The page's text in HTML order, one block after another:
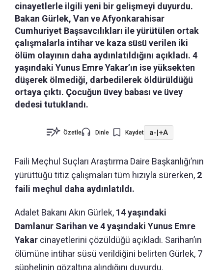
cinayetlerle ilgili yeni bir gelişmeyi duyurdu.
Bakan Gürlek, Van ve Afyonkarahisar
Cumhuriyet Başsavcılıkları ile yürütülen ortak
çalışmalarla intihar ve kaza süsü verilen iki
ölüm olayının daha aydınlatıldığını açıkladı. 4
yaşındaki Yunus Emre Yakar’ın ise yüksekten
düşerek ölmediği, darbedilerek öldürüldüğü
ortaya çıktı. Çocuğun üvey babası ve üvey
dedesi tutuklandı.
Özetle Dinle Kaydet a-|+A
Faili Meçhul Suçları Araştırma Daire Başkanlığı’nın
yürüttüğü titiz çalışmaları tüm hızıyla sürerken, 2
faili meçhul daha aydınlatıldı.
Adalet Bakanı Akın Gürlek, 14 yaşındaki
Damlanur Sarihan ve 4 yaşındaki Yunus Emre
Yakar cinayetlerini çözüldüğü açıkladı. Sarihan’ın
ölümüne intihar süsü verildiğini belirten Gürlek, 7
şüphelinin gözaltına alındığını duyurdu.